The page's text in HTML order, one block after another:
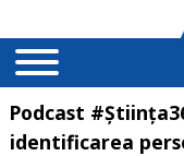
Podcast
identificarea